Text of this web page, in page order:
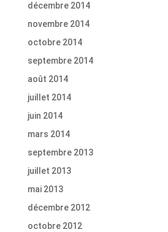
décembre 2014
novembre 2014
octobre 2014
septembre 2014
août 2014
juillet 2014
juin 2014
mars 2014
septembre 2013
juillet 2013
mai 2013
décembre 2012
octobre 2012